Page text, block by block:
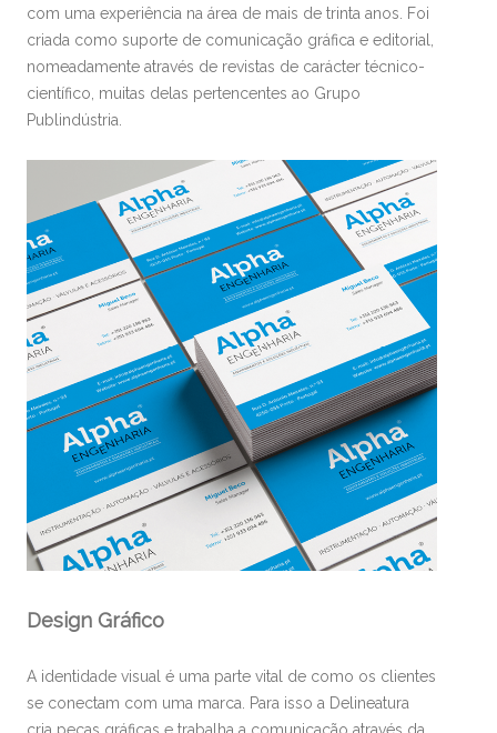
com uma experiência na área de mais de trinta anos. Foi
criada como suporte de comunicação gráfica e editorial,
nomeadamente através de revistas de carácter técnico-
científico, muitas delas pertencentes ao Grupo
Publindústria.
Design Gráfico
A identidade visual é uma parte vital de como os clientes
se conectam com uma marca. Para isso a Delineatura